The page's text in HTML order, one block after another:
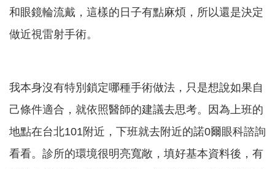
和眼鏡輪流戴，這樣的日子有點麻煩，所以還是決定
做近視雷射手術。
我本身沒有特別鎖定哪種手術做法，只是想說如果自
己條件適合，就依照醫師的建議去思考。因為上班的
地點在台北101附近，下班就去附近的諾0爾眼科諮詢
看看。診所的環境很明亮寬敞，填好基本資料後，有